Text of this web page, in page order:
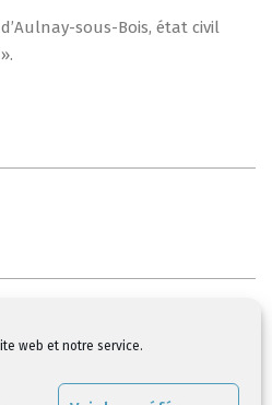
web et notre service.
sous-Bois, état civil